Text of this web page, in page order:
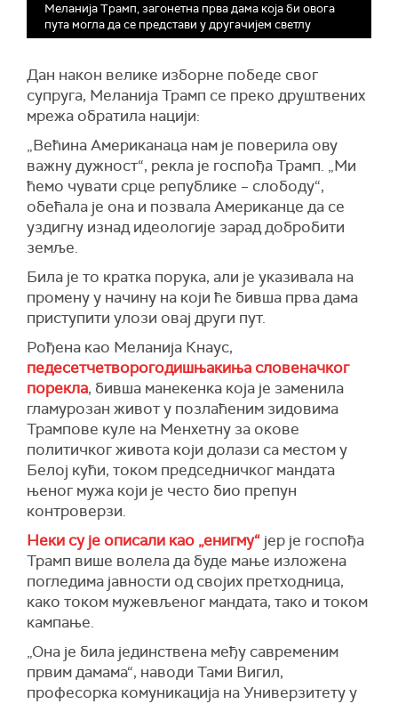
Меланија Трамп, загонетна прва дама која би овога
пута могла да се представи у другачијем светлу
Дан након велике изборне победе свог
супруга, Меланија Трамп се преко друштвених
мрежа обратила нацији:
„Већина Американаца нам је поверила ову
важну дужност“, рекла је госпођа Трамп. „Ми
ћемо чувати срце републике – слободу“,
обећала је она и позвала Американце да се
уздигну изнад идеологије зарад добробити
земље.
Била је то кратка порука, али је указивала на
промену у начину на који ће бивша прва дама
приступити улози овај други пут.
Рођена као Меланија Кнаус,
педесетчетворогодишњакиња словеначког
порекла, бивша манекенка која је заменила
гламурозан живот у позлаћеним зидовима
Трампове куле на Менхетну за окове
политичког живота који долази са местом у
Белој кући, током председничког мандата
њеног мужа који је често био препун
контроверзи.
Неки су је описали као „енигму“ јер је госпођа
Трамп више волела да буде мање изложена
погледима јавности од својих претходница,
како током мужевљеног мандата, тако и током
кампање.
„Она је била јединствена међу савременим
првим дамама“, наводи Тами Вигил,
професорка комуникација на Универзитету у